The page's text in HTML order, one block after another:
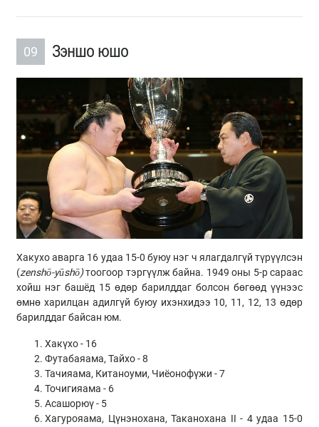
09 Зэншо юшо
Хакухо аварга 16 удаа 15-0 буюу нэг ч ялагдалгүй түрүүлсэн
(zenshō-yūshō)тоогоор тэргүүлж байна. 1949 оны 5-р сараас
хойш нэг башёд 15 өдөр барилддаг болсон бөгөөд үүнээс
өмнө харилцан адилгүй буюу ихэнхидээ 10, 11, 12, 13 өдөр
барилддаг байсан юм.
Хакүхо - 16
Футабаяама, Тайхо - 8
Тачияама, Китаноуми, Чиёонофүжи - 7
Точигияама - 6
Асашорюү - 5
Хагурояама, Цүнэнохана, Таканохана II - 4 удаа 15-0